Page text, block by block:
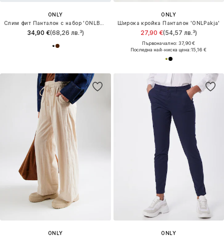
ONLY
34,90 €(68,26 лв.³)
ONLY
Широка кройка Панталон 'ONLPakja'
27,90 €(54,57 лв.³)
Първоначално: 37,90 €
Последна най-ниска цена:15,16 €
ONLY
ONLY